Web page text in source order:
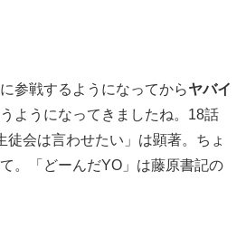
参戦するようになってからヤバイ
ようになってきましたね。18話
徒会は言わせたい」は顕著。ちょ
。「どーんだYO」は藤原書記の